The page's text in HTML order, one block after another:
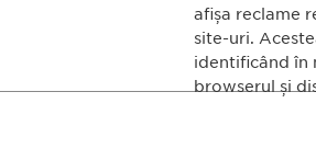
afișa reclame
site-uri.
identificând în
browserul și